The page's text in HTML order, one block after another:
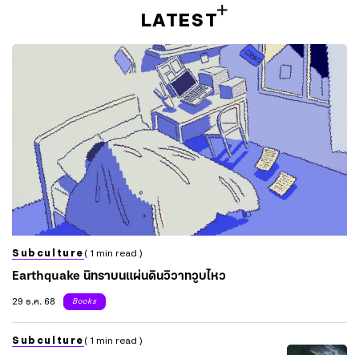
LATEST
Subculture ( 1 min read )
Earthquake นิทราบนแผ่นดินวิวาทวูบไหว
29 ธ.ค. 68
Books
Subculture ( 1 min read )